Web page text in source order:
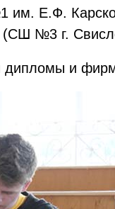
им. Е.Ф.
(СШ №3 г.
дипломы и